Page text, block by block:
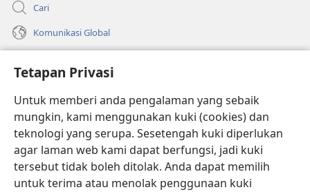
Tetapan Privasi
Untuk memberi anda pengalaman yang sebaik
mungkin, kami menggunakan kuki (cookies) dan
teknologi yang serupa. Sesetengah kuki diperlukan
agar laman web kami dapat berfungsi, jadi kuki
tersebut tidak boleh ditolak. Anda dapat memilih
untuk terima atau menolak penggunaan kuki
Cari
Komunikasi Global
(membuka
tetingkap
baharu)PERPUSTAKAAN DALAM TALIAN Watchtower
(membuka
tetingkap
baharu)JW Hub
(membuka
tetingkap
®